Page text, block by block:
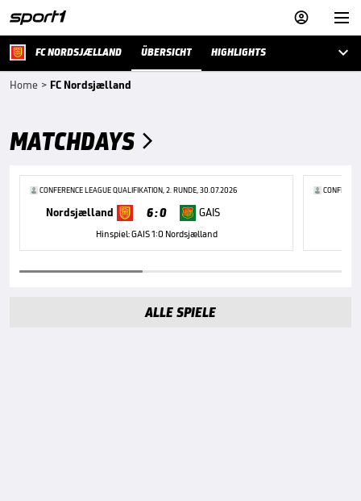


FC NORDSJÆLLAND ÜBERSICHT HIGHLIGHTS 
Home > FC Nordsjælland
MATCHDAYS 
CONFERENCE LEAGUE QUALIFIKATION, 2. RUNDE, 30.07.2026
Nordsjælland 6 : 0 GAIS
Hinspiel: GAIS 1:0 Nordsjælland
ALLE SPIELE